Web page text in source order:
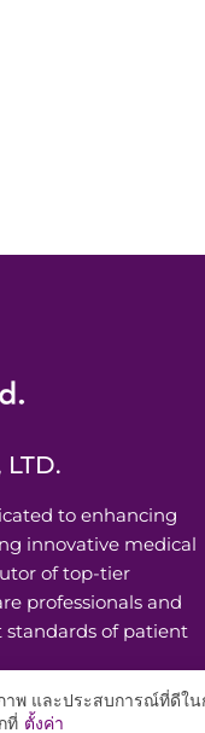
LTD.
to enhancing
innovative medical
of top-tier
professionals and
of patient
าพ และประสบการณ์ที่ดีใ
ที่ ตั้งค่า